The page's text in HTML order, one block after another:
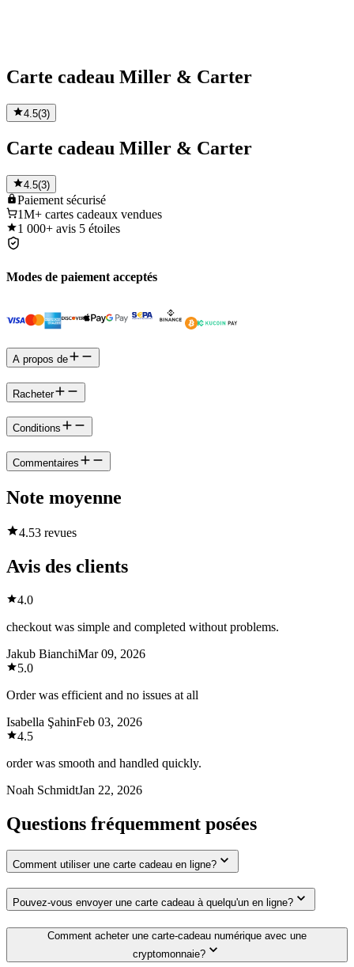
Carte cadeau Miller & Carter
4.5(3)
Carte cadeau Miller & Carter
4.5(3)
Paiement sécurisé
1M+ cartes cadeaux vendues
1 000+ avis 5 étoiles
Modes de paiement acceptés
A propos de
Racheter
Conditions
Commentaires
Note moyenne
4.53 revues
Avis des clients
4.0
checkout was simple and completed without problems.
Jakub BianchiMar 09, 2026
5.0
Order was efficient and no issues at all
Isabella ŞahinFeb 03, 2026
4.5
order was smooth and handled quickly.
Noah SchmidtJan 22, 2026
Questions fréquemment posées
Comment utiliser une carte cadeau en ligne?
Pouvez-vous envoyer une carte cadeau à quelqu'un en ligne?
Comment acheter une carte-cadeau numérique avec une
cryptomonnaie?